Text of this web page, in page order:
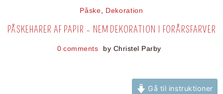
Påske, Dekoration
PÅSKEHARER AF PAPIR – NEM DEKORATION I FORÅRSFARVER
0 comments by Christel Parby
Gå til instruktioner